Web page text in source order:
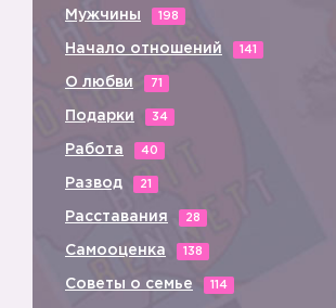
Мужчины 198
Начало отношений 141
О любви 71
Подарки 34
Работа 40
Развод 21
Расставания 28
Самооценка 138
Советы о семье 114